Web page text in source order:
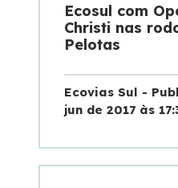
Ecosul com
Christi nas
Pelotas
Ecovias Sul -
jun de 2017 às